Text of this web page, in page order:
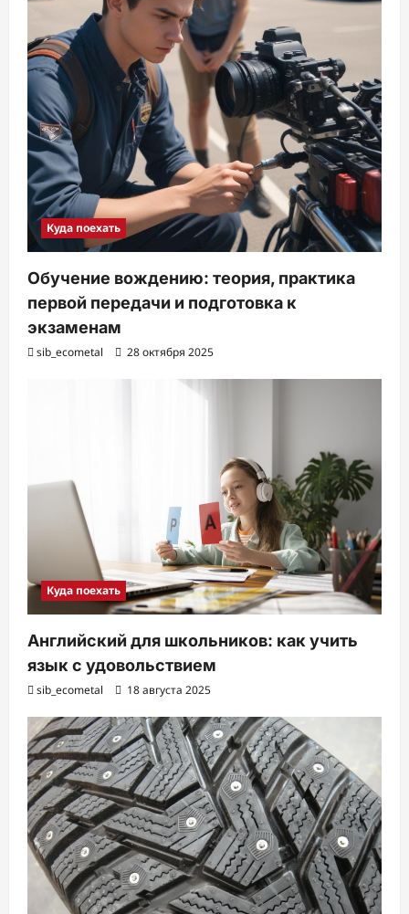
Куда поехать
Обучение вождению: теория, практика
первой передачи и подготовка к
экзаменам
sib_ecometal 28 октября 2025
Куда поехать
Английский для школьников: как учить
язык с удовольствием
sib_ecometal 18 августа 2025